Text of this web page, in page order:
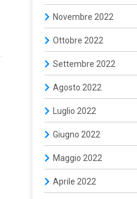
Novembre 2022
Ottobre 2022
Settembre 2022
Agosto 2022
Luglio 2022
Giugno 2022
Maggio 2022
Aprile 2022